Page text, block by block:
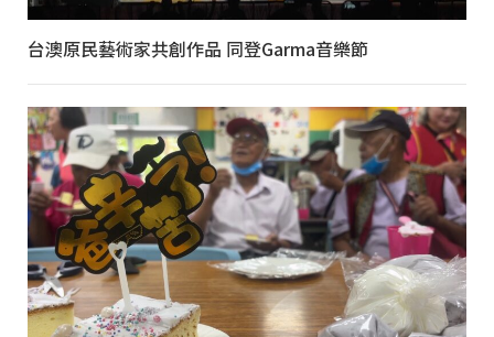
台澳原民藝術家共創作品 同登Garma音樂節